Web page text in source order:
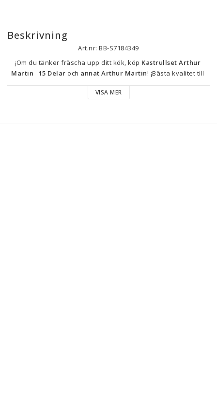
Beskrivning
Art.nr: BB-S7184349
¡Om du tänker fräscha upp ditt kök, köp Kastrullset Arthur
Martin   15 Delar och annat Arthur Martin! ¡Bästa kvalitet till
bästa pris är nu inom räckhåll!
VISA MER